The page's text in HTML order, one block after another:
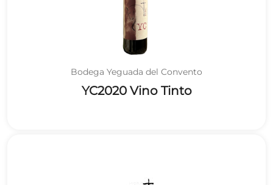
Bodega Yeguada del Convento
YC2020 Vino Tinto